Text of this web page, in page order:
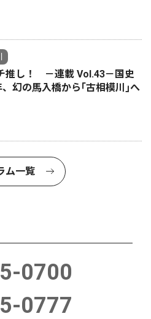
推し！ －連載 Vol.43－国史
幻の馬入橋から｢古相模川｣へ
ム一覧
0700
0777